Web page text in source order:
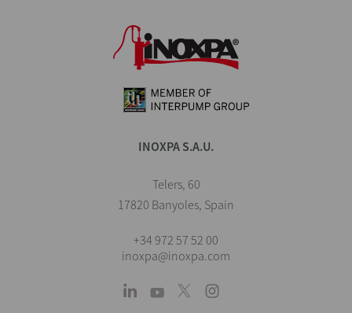
INOXPA S.A.U.
Telers, 60
17820 Banyoles, Spain
+34 972 57 52 00
inoxpa@inoxpa.com